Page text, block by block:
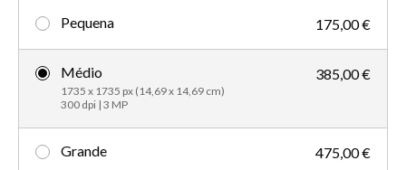
Pequena 175,00 €
Médio
1735 x 1735 px (14,69 x 14,69 cm)
300 dpi | 3 MP
385,00 €
Grande 475,00 €